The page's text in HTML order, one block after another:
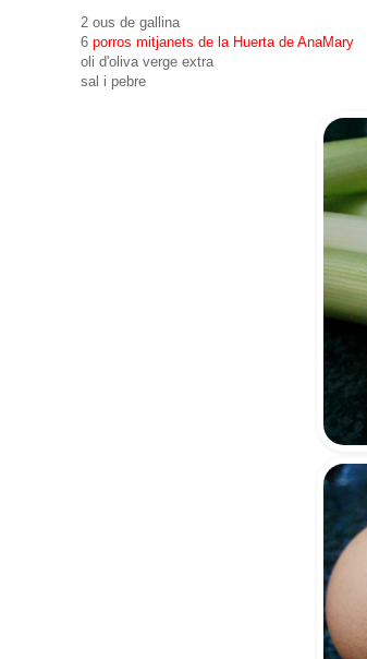
2 ous de gallina
6 porros mitjanets de la Huerta de AnaMary
oli d'oliva verge extra
sal i pebre